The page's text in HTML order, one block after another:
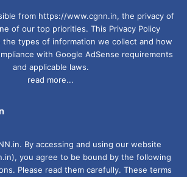
लोगों को ओपनिंग सेरेमनी देखने को
90 League Matches
from https://www.cgnn.in, the privacy of
of our top priorities. This Privacy Policy
the types of information we collect and how
with Google AdSense requirements
and applicable laws.
read more...
By accessing and using our website
you agree to be bound by the following
Please read them carefully. These terms